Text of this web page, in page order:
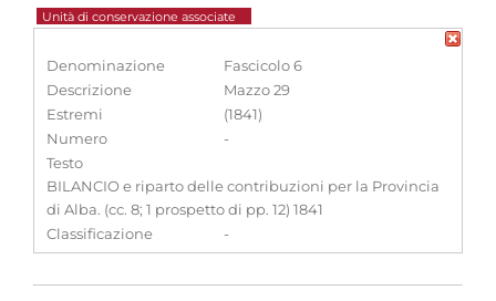
Unità di conservazione associate
Denominazione
Fascicolo 6
Descrizione
Mazzo 29
Estremi
(1841)
Numero
-
Testo
BILANCIO e riparto delle contribuzioni per la Provincia
di Alba. (cc. 8; 1 prospetto di pp. 12) 1841
Classificazione
-